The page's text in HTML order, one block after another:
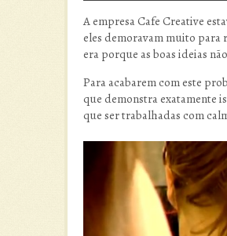
A empresa Cafe Creative
eles demoravam muito para
era porque as boas ideias
Para acabarem com este
que demonstra exatamente
que ser trabalhadas com